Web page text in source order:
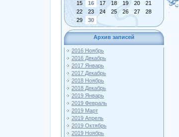
15
16 17 18 19 20
21
22
23 24 25 26 27
28
29
30
Архив записей
2016 Ноябрь
2016 Декабрь
2017 Январь
2017 Декабрь
2018 Ноябрь
2018 Декабрь
2019 Январь
2019 Февраль
2019 Март
2019 Апрель
2019 Октябрь
2019 Ноябрь